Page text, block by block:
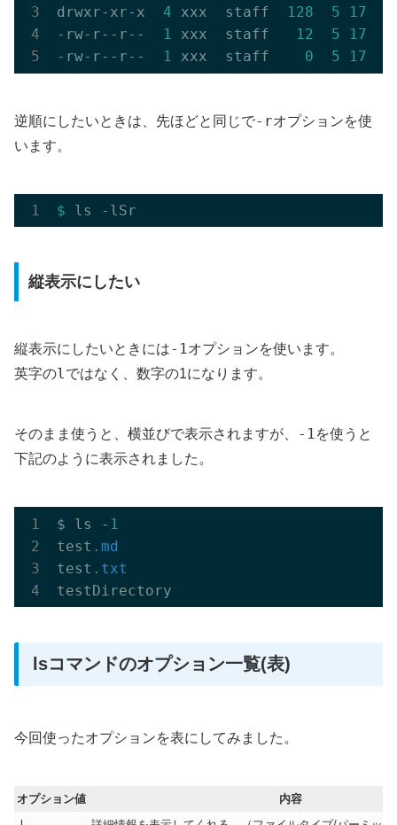
drwxr-xr-x 4 xxx  staff 128 5 17
-rw-r--r--
1 xxx  staff 12 5 17
-rw-r--r--
1 xxx  staff 0 5 17
逆順にしたいときは、先ほどと同じで-rオプションを使
います。
$
縦表示にしたい
縦表示にしたいときには-1オプションを使います。
英字のlではなく、数字の1になります。
そのまま使うと、横並びで表示されますが、 -1を使うと
下記のように表示されました。
$ ls - 1
test .md
test .txt
lsコマンドのオプション一覧(表)
今回使ったオプションを表にしてみました。
オプション値
内容